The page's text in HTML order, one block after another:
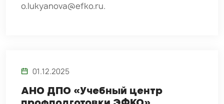
o.lukyanova@efko.ru.
01.12.2025
АНО ДПО «Учебный центр